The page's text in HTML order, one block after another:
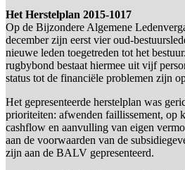
Het Herstelplan 2015-1017
Op de Bijzondere Algemene
december zijn eerst vier oud-
nieuwe leden toegetreden tot het
rugbybond bestaat hiermee uit vijf
status tot de financiële problemen zijn
Het gepresenteerde herstelplan was
prioriteiten: afwenden faillissement, op
cashflow en aanvulling van eigen
aan de voorwaarden van de
zijn aan de BALV gepresenteerd.